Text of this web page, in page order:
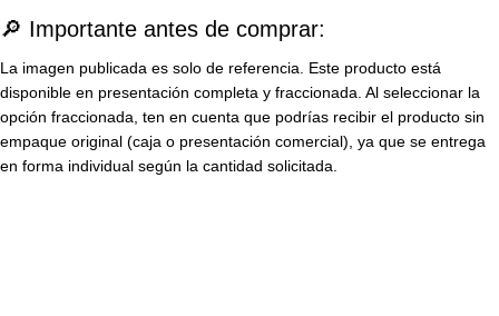
🔎 Importante antes de comprar:
La imagen publicada es solo de referencia. Este producto está
disponible en presentación completa y fraccionada. Al seleccionar la
opción fraccionada, ten en cuenta que podrías recibir el producto sin
empaque original (caja o presentación comercial), ya que se entrega
en forma individual según la cantidad solicitada.